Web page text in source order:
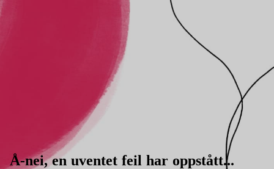
Å-nei, en uventet feil har oppstått...